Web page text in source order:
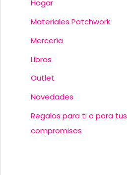
Hogar
Materiales Patchwork
Mercería
Libros
Outlet
Novedades
Regalos para ti o para tus
compromisos